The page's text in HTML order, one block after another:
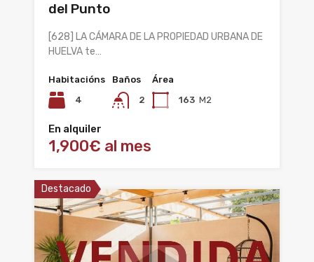
del Punto
[628] LA CÁMARA DE LA PROPIEDAD URBANA DE
HUELVA te…
Habitacións
4
Baños
2
Área
163 M2
En alquiler
1,900€ al mes
Destacado